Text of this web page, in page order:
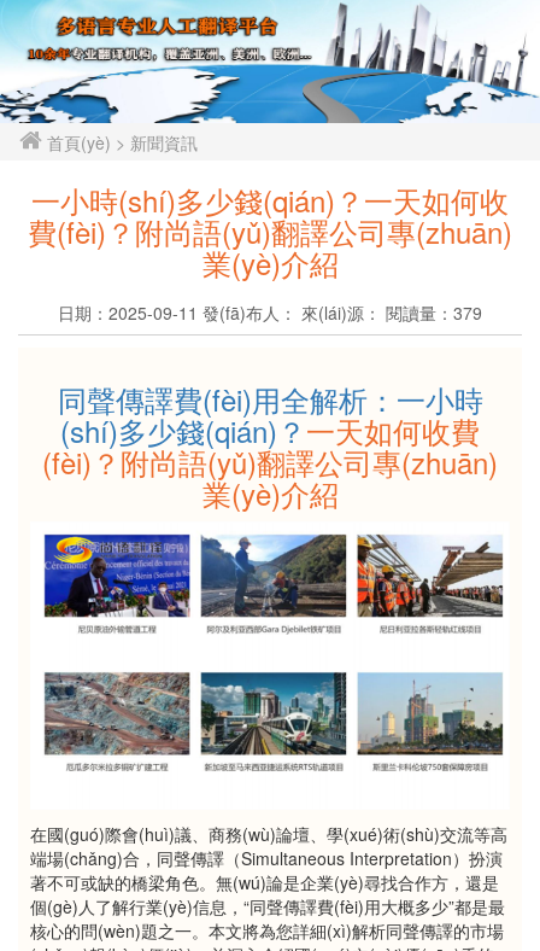
首頁(yè) > 新聞資訊
一小時(shí)多少錢(qián)？一天如何收
費(fèi)？附尚語(yǔ)翻譯公司專(zhuān)
業(yè)介紹
日期：2025-09-11 發(fā)布人： 來(lái)源： 閱讀量： 379
同聲傳譯費(fèi)用全解析：一小時
(shí)多少錢(qián)？ 一天如何收費
(fèi)？附尚語(yǔ)翻譯公司專(zhuān)
業(yè)介紹
在國(guó)際會(huì)議、商務(wù)論壇、學(xué)術(shù)交流等高
端場(chǎng)合，同聲傳譯（Simultaneous Interpretation）扮演
著不可或缺的橋梁角色。無(wú)論是企業(yè)尋找合作方，還是
個(gè)人了解行業(yè)信息，“同聲傳譯費(fèi)用大概多少”都是最
核心的問(wèn)題之一。本文將為您詳細(xì)解析同聲傳譯的市場